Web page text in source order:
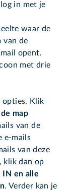
in met je
waar de
van de
opent.
met drie
opties. Klik
map
van de
e-mails
van deze
klik dan op
IN en alle
. Verder kan je